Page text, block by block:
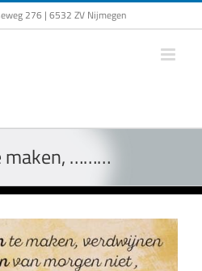
276 | 6532 ZV Nijmegen
maken, ………